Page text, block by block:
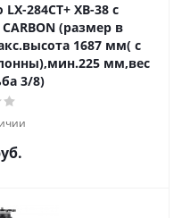
284CT+ XB-38 с
(размер в
1687 мм( с
мм,вес
3/8)